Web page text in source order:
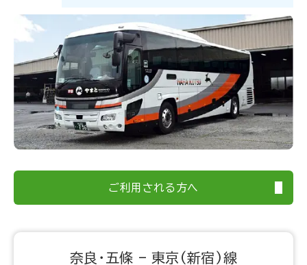
ご利用される方へ
奈良・五條 – 東京(新宿)線